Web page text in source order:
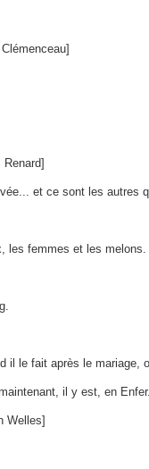
et ce sont les autres
les femmes et les melons.
il le fait après le mariage,
il y est, en Enfer.
Welles]